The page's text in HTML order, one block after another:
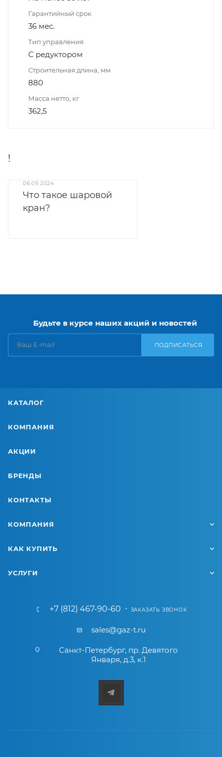
Гарантийный срок
36 мес.
Тип управления
С редуктором
Строительная длина, мм
880
Масса нетто, кг
362,5
!
06.09.2024
Что такое шаровой
кран?
Будьте в курсе наших акций и новостей
ПОДПИСАТЬСЯ
КАТАЛОГ
КОМПАНИЯ
АКЦИИ
БРЕНДЫ
КОНТАКТЫ
КОМПАНИЯ
КАК КУПИТЬ
УСЛУГИ
+7 (812) 467-90-60 ЗАКАЗАТЬ ЗВОНОК
sales@gaz-t.ru
Санкт-Петербург, пр. Девятого
Января, д.3, к.1